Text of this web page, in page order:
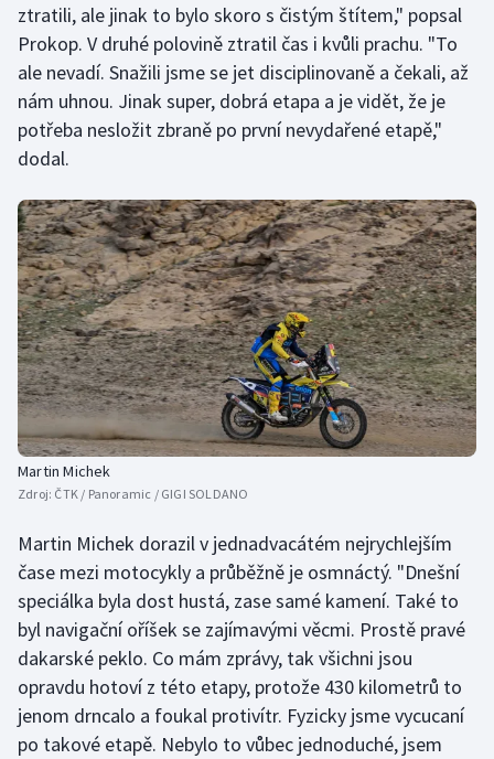
ztratili, ale jinak to bylo skoro s čistým štítem," popsal
Prokop. V druhé polovině ztratil čas i kvůli prachu. "To
ale nevadí. Snažili jsme se jet disciplinovaně a čekali, až
nám uhnou. Jinak super, dobrá etapa a je vidět, že je
potřeba nesložit zbraně po první nevydařené etapě,"
dodal.
Martin Michek
Zdroj: ČTK / Panoramic / GIGI SOLDANO
Martin Michek dorazil v jednadvacátém nejrychlejším
čase mezi motocykly a průběžně je osmnáctý. "Dnešní
speciálka byla dost hustá, zase samé kamení. Také to
byl navigační oříšek se zajímavými věcmi. Prostě pravé
dakarské peklo. Co mám zprávy, tak všichni jsou
opravdu hotoví z této etapy, protože 430 kilometrů to
jenom drncalo a foukal protivítr. Fyzicky jsme vycucaní
po takové etapě. Nebylo to vůbec jednoduché, jsem